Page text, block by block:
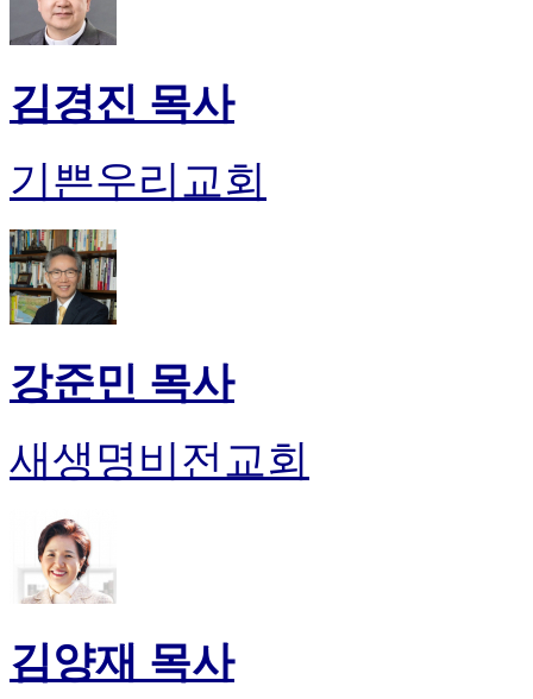
김경진 목사
기쁜우리교회
강준민 목사
새생명비전교회
김양재 목사